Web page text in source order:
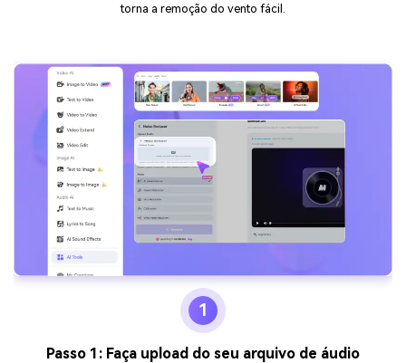
torna a remoção do vento fácil.
1
Passo 1: Faça upload do seu arquivo de áudio